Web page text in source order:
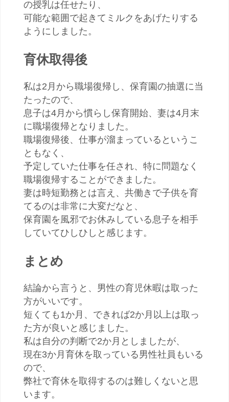
の授乳は任せたり、
可能な範囲で起きてミルクをあげたりする
ようにしました。
育休取得後
私は2月から職場復帰し、保育園の抽選に当
たったので、
息子は4月から慣らし保育開始、妻は4月末
に職場復帰となりました。
職場復帰後、仕事が溜まっているというこ
ともなく、
予定していた仕事を任され、特に問題なく
職場復帰することができました。
妻は時短勤務とは言え、共働きで子供を育
てるのは非常に大変だなと、
保育園を風邪でお休みしている息子を相手
していてひしひしと感じます。
まとめ
結論から言うと、男性の育児休暇は取った
方がいいです。
短くても1か月、できれば2か月以上は取っ
た方が良いと感じました。
私は自分の判断で2か月としましたが、
現在3か月育休を取っている男性社員もいる
ので、
弊社で育休を取得するのは難しくないと思
います。